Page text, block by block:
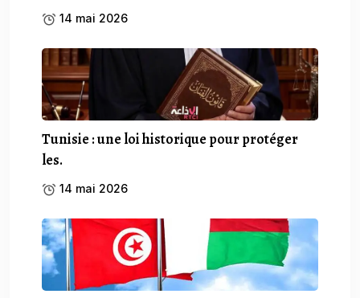
14 mai 2026
Tunisie : une loi historique pour protéger
les.
14 mai 2026